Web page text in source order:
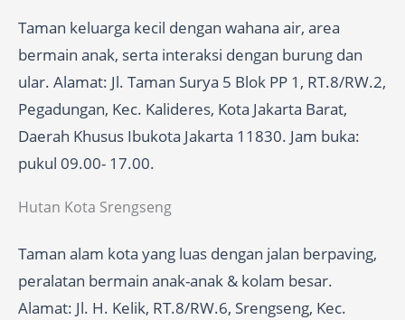
Taman keluarga kecil dengan wahana air, area
bermain anak, serta interaksi dengan burung dan
ular. Alamat: Jl. Taman Surya 5 Blok PP 1, RT.8/RW.2,
Pegadungan, Kec. Kalideres, Kota Jakarta Barat,
Daerah Khusus Ibukota Jakarta 11830. Jam buka:
pukul 09.00- 17.00.
Hutan Kota Srengseng
Taman alam kota yang luas dengan jalan berpaving,
peralatan bermain anak-anak & kolam besar.
Alamat: Jl. H. Kelik, RT.8/RW.6, Srengseng, Kec.